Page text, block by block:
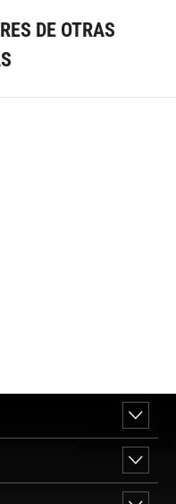
DE OTRAS